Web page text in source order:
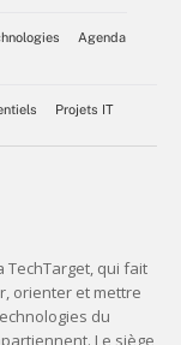
Agenda
Projets IT